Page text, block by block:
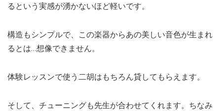
るという実感が湧かないほど軽いです。
構造もシンプルで、この楽器からあの美しい音色が生まれ
るとは…想像できません。
体験レッスンで使う二胡はもちろん貸してもらえます。
そして、チューニングも先生が合わせてくれます。ちなみ